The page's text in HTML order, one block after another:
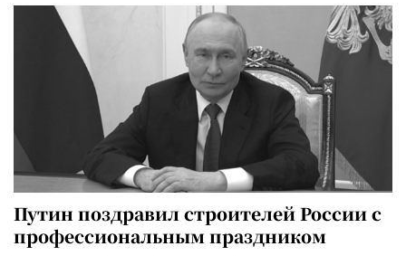
Путин поздравил строителей России с
профессиональным праздником